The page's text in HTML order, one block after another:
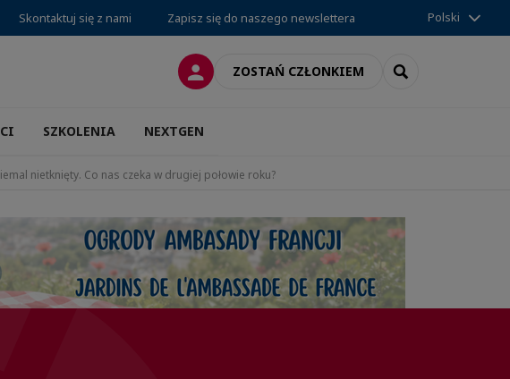
Skontaktuj się z nami Zapisz się do naszego newslettera Polski
LOGOWANIEZOSTAŃ CZŁONKIEM SEARCH
SZKOLENIA NEXTGEN
nietknięty. Co nas czeka w drugiej połowie roku?